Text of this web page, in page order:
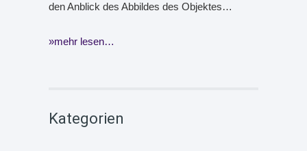
den Anblick des Abbildes des Objektes…
mehr lesen…
Kategorien